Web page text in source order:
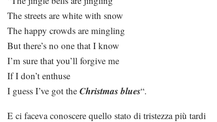
The streets are white with snow
The happy crowds are mingling
But there’s no one that I know
I’m sure that you’ll forgive me
If I don’t enthuse
I guess I’ve got the Christmas blues“.
E ci faceva conoscere quello stato di tristezza più tardi